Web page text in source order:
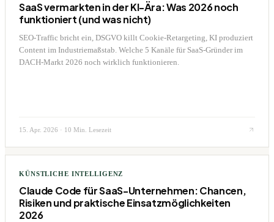
SaaS vermarkten in der KI-Ära: Was 2026 noch
funktioniert (und was nicht)
SEO-Traffic bricht ein, DSGVO killt Cookie-Retargeting, KI produziert
Content im Industriemaßstab. Welche 5 Kanäle für SaaS-Gründer im
DACH-Markt 2026 noch wirklich funktionieren.
15. Apr. 2026 · 10 Min. Lesezeit
KÜNSTLICHE INTELLIGENZ
Claude Code für SaaS-Unternehmen: Chancen,
Risiken und praktische Einsatzmöglichkeiten
2026